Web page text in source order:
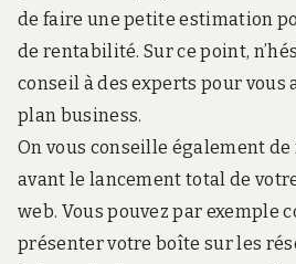
de faire une petite estimation
de rentabilité. Sur ce point,
conseil à des experts pour vous
plan business.
On vous conseille également de
avant le lancement total de
web. Vous pouvez par exemple
présenter votre boîte sur les